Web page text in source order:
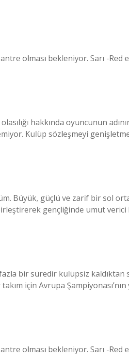
olması bekleniyor. Sarı -Red
hakkında oyuncunun
Kulüp sözleşmeyi
Büyük, güçlü ve zarif bir sol
gençliğinde umut verici
bir süredir kulüpsiz kaldıktan
için Avrupa Şampiyonası’nın
olması bekleniyor. Sarı -Red